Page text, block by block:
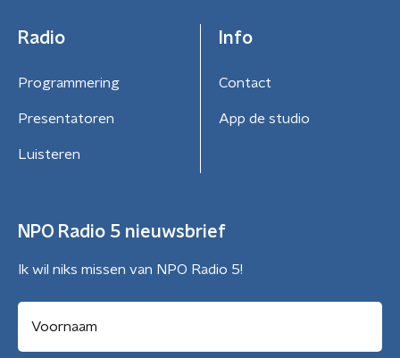
Radio
Programmering
Presentatoren
Luisteren
Info
Contact
App de studio
NPO Radio 5 nieuwsbrief
Ik wil niks missen van NPO Radio 5!